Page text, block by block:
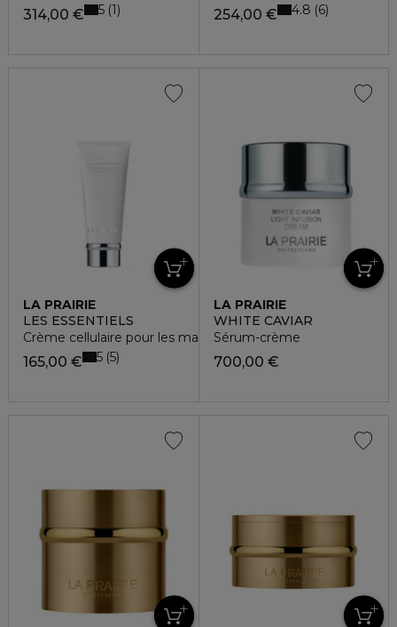
314,00 € 5 1 254,00 € 4.8 6
LA PRAIRIE
LES ESSENTIELS
Crème cellulaire pour les mains
165,00 € 5 5
LA PRAIRIE
WHITE CAVIAR
Sérum-crème
700,00 €